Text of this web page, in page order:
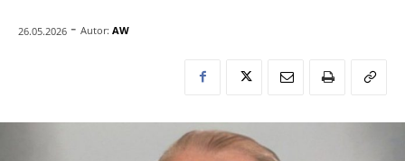
26.05.2026 - Autor: AW